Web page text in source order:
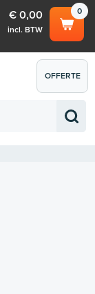
0
€ 0,00
incl. BTW
€ 0,00
OFFERTE
AANVRAGEN